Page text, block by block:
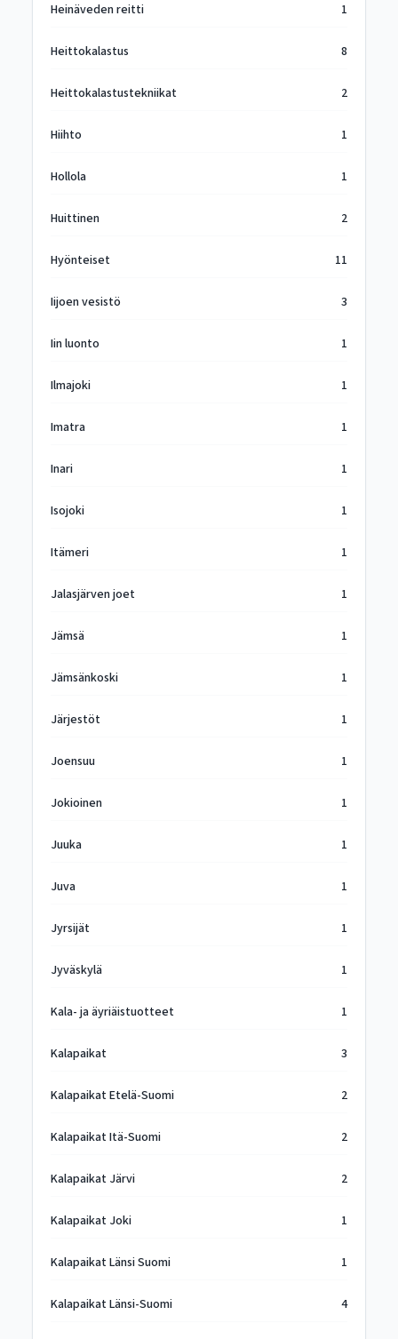
Heinäveden reitti 1
Heittokalastus 8
Heittokalastustekniikat 2
Hiihto 1
Hollola 1
Huittinen 2
Hyönteiset 11
Iijoen vesistö 3
Iin luonto 1
Ilmajoki 1
Imatra 1
Inari 1
Isojoki 1
Itämeri 1
Jalasjärven joet 1
Jämsä 1
Jämsänkoski 1
Järjestöt 1
Joensuu 1
Jokioinen 1
Juuka 1
Juva 1
Jyrsijät 1
Jyväskylä 1
Kala- ja äyriäistuotteet 1
Kalapaikat 3
Kalapaikat Etelä-Suomi 2
Kalapaikat Itä-Suomi 2
Kalapaikat Järvi 2
Kalapaikat Joki 1
Kalapaikat Länsi Suomi 1
Kalapaikat Länsi-Suomi 4